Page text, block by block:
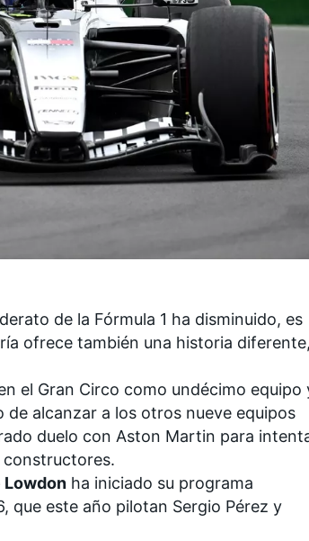
de la Fórmula 1 ha disminuido, es
ofrece también una historia diferente,
el Gran Circo como undécimo equipo
alcanzar a los otros nueve equipos
duelo con Aston Martin para
constructores.
Lowdon ha iniciado su programa
que este año pilotan Sergio Pérez y